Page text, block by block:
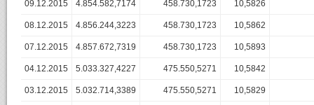
09.12.2015 4.854.582,7174 458.730,1723 10,5826
08.12.2015 4.856.244,3223 458.730,1723 10,5862
07.12.2015 4.857.672,7319 458.730,1723 10,5893
04.12.2015 5.033.327,4227 475.550,5271 10,5842
03.12.2015 5.032.714,3389 475.550,5271 10,5829